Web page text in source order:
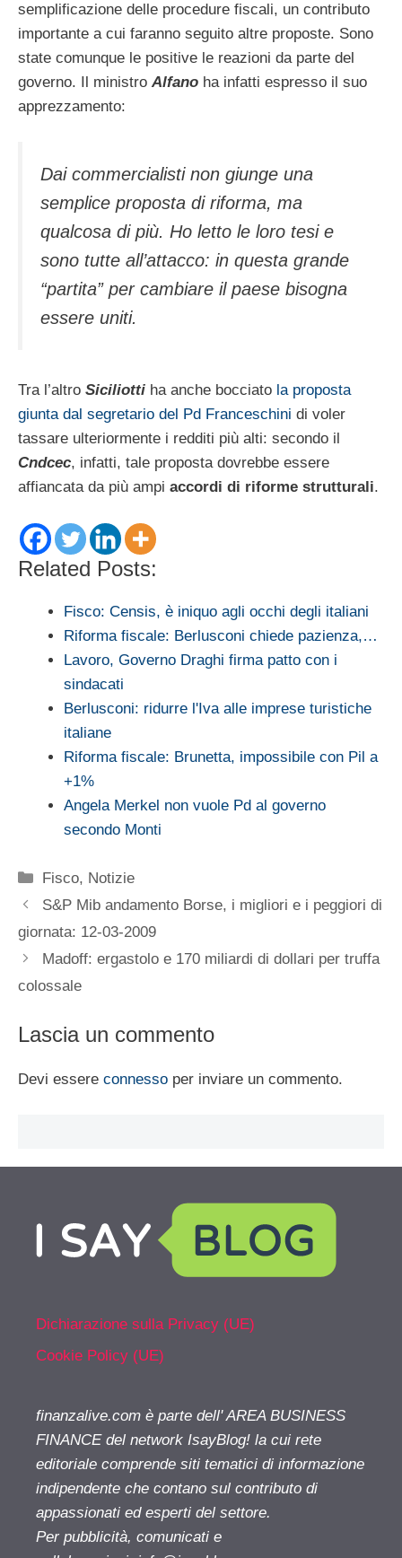
semplificazione delle procedure fiscali, un contributo
importante a cui faranno seguito altre proposte. Sono
state comunque le positive le reazioni da parte del
governo. Il ministro Alfano ha infatti espresso il suo
apprezzamento:
Dai commercialisti non giunge una
semplice proposta di riforma, ma
qualcosa di più. Ho letto le loro tesi e
sono tutte all’attacco: in questa grande
“partita” per cambiare il paese bisogna
essere uniti.
Tra l’altro Siciliotti ha anche bocciato la proposta
giunta dal segretario del Pd Franceschini di voler
tassare ulteriormente i redditi più alti: secondo il
Cndcec, infatti, tale proposta dovrebbe essere
affiancata da più ampi accordi di riforme strutturali.
Related Posts:
Fisco: Censis, è iniquo agli occhi degli italiani
Riforma fiscale: Berlusconi chiede pazienza,…
Lavoro, Governo Draghi firma patto con i
sindacati
Berlusconi: ridurre l'Iva alle imprese turistiche
italiane
Riforma fiscale: Brunetta, impossibile con Pil a
+1%
Angela Merkel non vuole Pd al governo
secondo Monti
Categorie
Fisco, Notizie
S&P Mib andamento Borse, i migliori e i peggiori di
giornata: 12-03-2009
Madoff: ergastolo e 170 miliardi di dollari per truffa
colossale
Lascia un commento
Devi essere connesso per inviare un commento.
Dichiarazione sulla Privacy (UE)
Cookie Policy (UE)
finanzalive.com è parte dell' AREA BUSINESS
FINANCE del network IsayBlog! la cui rete
editoriale comprende siti tematici di informazione
indipendente che contano sul contributo di
appassionati ed esperti del settore.
Per pubblicità, comunicati e